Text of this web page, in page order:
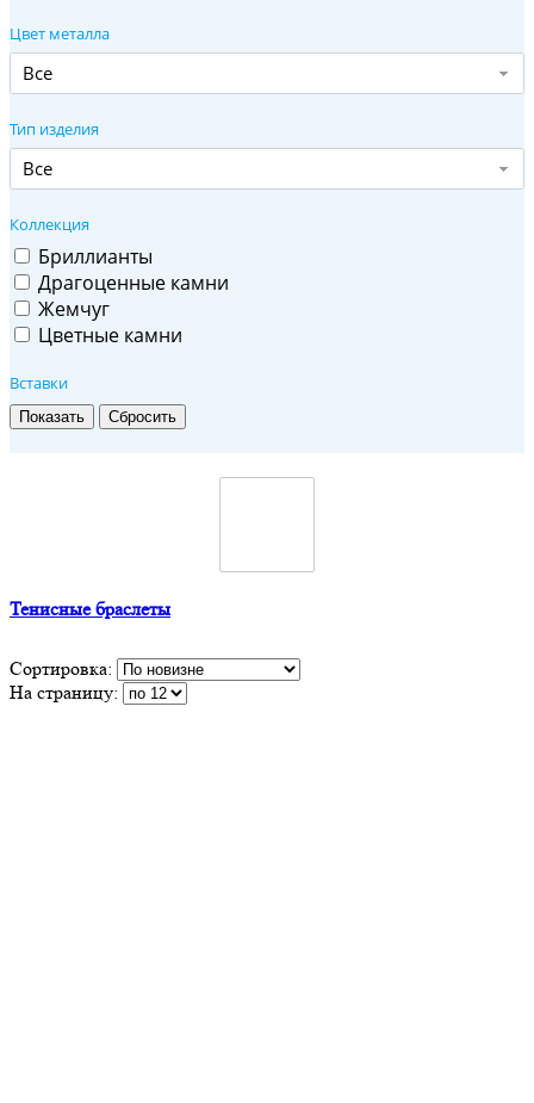
Цвет металла
Все
Тип изделия
Все
Коллекция
Бриллианты
Драгоценные камни
Жемчуг
Цветные камни
Вставки
Тенисные браслеты
Сортировка:
На страницу: